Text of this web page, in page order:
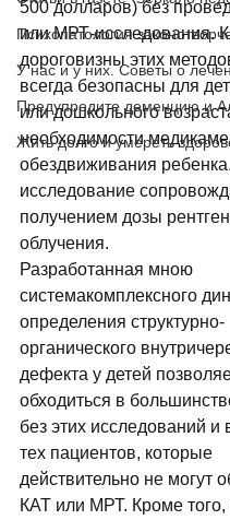
Психопатология
У нас и у них. Советы о
Предупредите деменцию и
Жить долго и умереть
500 долларов) без
или МРТ-исследования.
дороговизны этих
всегда безопасны для
или дошкольного
необходимости
обездвиживания
исследование
получением дозы
облучения.
Разработанная мною
системакомплексного
определения структурно-
органического
дефекта у детей
обходиться в
без этих исследований и
тех пациентов, которые
действительно не могут
КАТ или МРТ. Кроме